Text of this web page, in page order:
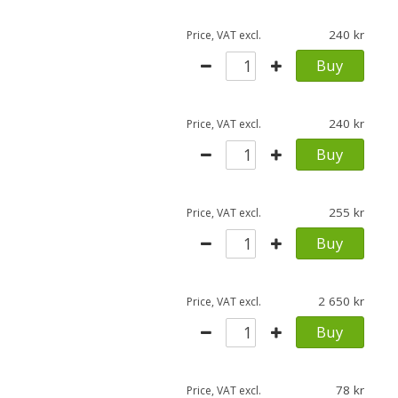
Price, VAT excl. 240
Buy
Price, VAT excl. 240
Buy
Price, VAT excl. 255
Buy
Price, VAT excl. 2 650
Buy
Price, VAT excl. 78